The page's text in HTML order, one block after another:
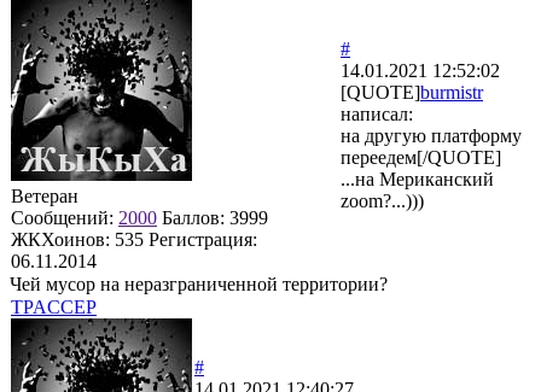
Ветеран
Сообщений: 2000 Баллов: 3999
ЖКХоинов: 535 Регистрация:
06.11.2014
#
14.01.2021 12:52:02
[QUOTE]burmistr
написал:
на другую платформу
переедем[/QUOTE]
...на Мериканский
zoom?...)))
Чей мусор на неразграниченной территории?
TPACCEP
#